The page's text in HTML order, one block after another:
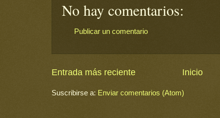
No hay comentarios:
Publicar un comentario
Entrada más reciente Inicio
Suscribirse a: Enviar comentarios (Atom)